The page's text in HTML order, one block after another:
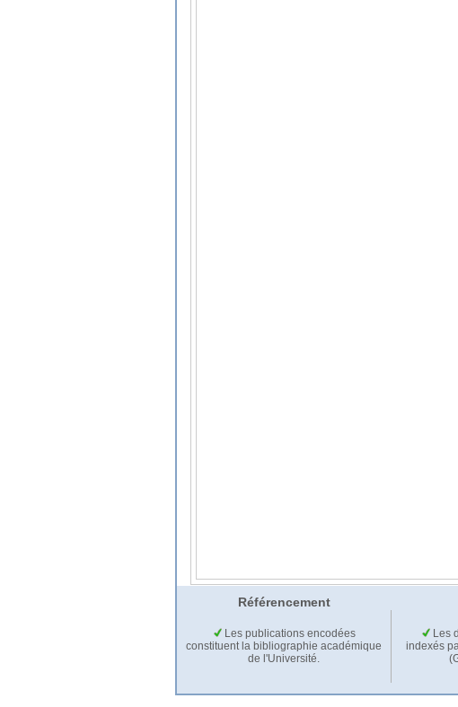
Référencement
Les publications encodées
constituent la bibliographie académique
de l'Université.
Les
indexés